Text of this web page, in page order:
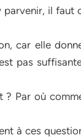
parvenir, il faut
car elle
pas
? Par où
à ces